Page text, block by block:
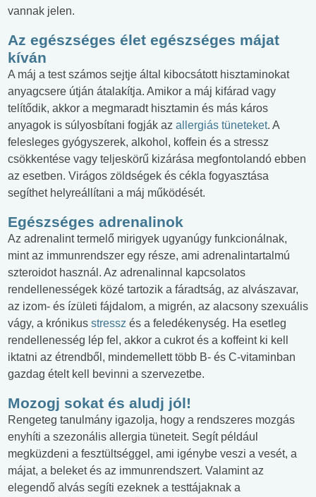
vannak jelen.
Az egészséges élet egészséges májat
kíván
A máj a test számos sejtje által kibocsátott hisztaminokat
anyagcsere útján átalakítja. Amikor a máj kifárad vagy
telítődik, akkor a megmaradt hisztamin és más káros
anyagok is súlyosbítani fogják az allergiás tüneteket. A
felesleges gyógyszerek, alkohol, koffein és a stressz
csökkentése vagy teljeskörű kizárása megfontolandó ebben
az esetben. Virágos zöldségek és cékla fogyasztása
segíthet helyreállítani a máj működését.
Egészséges adrenalinok
Az adrenalint termelő mirigyek ugyanúgy funkcionálnak,
mint az immunrendszer egy része, ami adrenalintartalmú
szteroidot használ. Az adrenalinnal kapcsolatos
rendellenességek közé tartozik a fáradtság, az alvászavar,
az izom- és ízületi fájdalom, a migrén, az alacsony szexuális
vágy, a krónikus stressz és a feledékenység. Ha esetleg
rendellenesség lép fel, akkor a cukrot és a koffeint ki kell
iktatni az étrendből, mindemellett több B- és C-vitaminban
gazdag ételt kell bevinni a szervezetbe.
Mozogj sokat és aludj jól!
Rengeteg tanulmány igazolja, hogy a rendszeres mozgás
enyhíti a szezonális allergia tüneteit. Segít például
megküzdeni a fesztültséggel, ami igénybe veszi a vesét, a
májat, a beleket és az immunrendszert. Valamint az
elegendő alvás segíti ezeknek a testtájaknak a